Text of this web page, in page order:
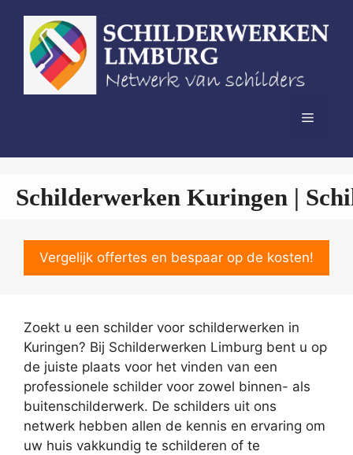
inhoud
Menu
Schilderwerken Kuringen |
Vergelijk offertes en bespaar op de kosten!
Zoekt u een schilder voor schilderwerken in
Kuringen? Bij Schilderwerken Limburg bent u op
de juiste plaats voor het vinden van een
professionele schilder voor zowel binnen- als
buitenschilderwerk. De schilders uit ons
netwerk hebben allen de kennis en ervaring om
uw huis vakkundig te schilderen of te